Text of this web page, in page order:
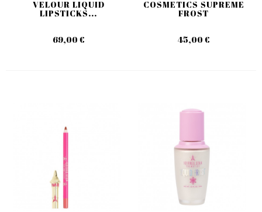
VELOUR LIQUID
LIPSTICKS...
69,00 €
COSMETICS SUPREME
FROST
45,00 €